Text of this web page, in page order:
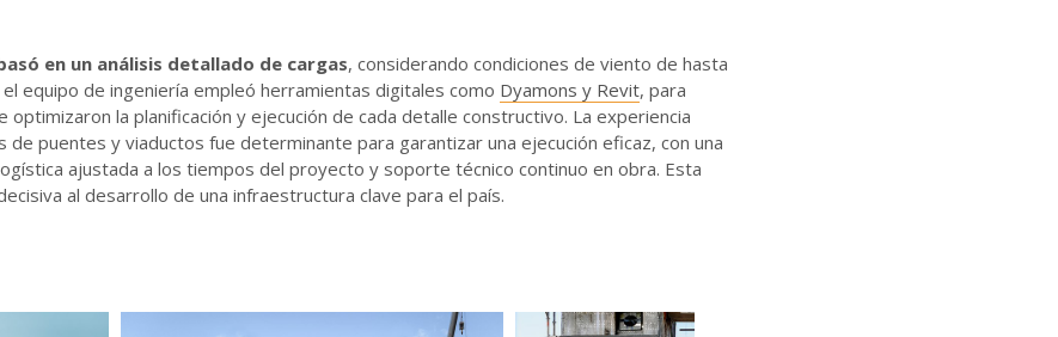
en un análisis detallado de cargas, considerando condiciones de viento de hasta
equipo de ingeniería empleó herramientas digitales como Dyamons y Revit, para
la planificación y ejecución de cada detalle constructivo. La experiencia
de puentes y viaductos fue determinante para garantizar una ejecución eficaz, con una
ajustada a los tiempos del proyecto y soporte técnico continuo en obra. Esta
al desarrollo de una infraestructura clave para el país.